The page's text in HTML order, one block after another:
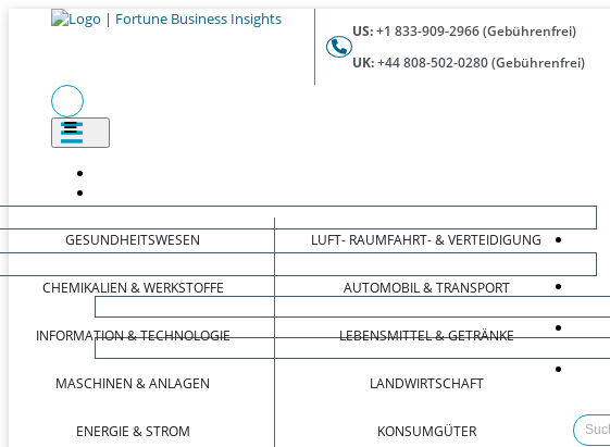
US:+1 833-909-2966 (Gebührenfrei)
UK:+44 808-502-0280 (Gebührenfrei)
GESUNDHEITSWESEN
CHEMIKALIEN & WERKSTOFFE
INFORMATION & TECHNOLOGIE
MASCHINEN & ANLAGEN
ENERGIE & STROM
LUFT- RAUMFAHRT- & VERTEIDIGUNG
AUTOMOBIL & TRANSPORT
LEBENSMITTEL & GETRÄNKE
LANDWIRTSCHAFT
KONSUMGÜTER